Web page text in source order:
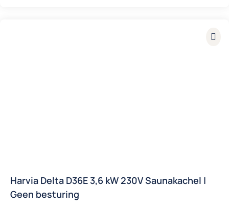
Harvia Delta D36E 3,6 kW 230V Saunakachel |
Geen besturing